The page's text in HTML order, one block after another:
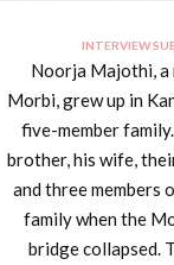
INTERVIEW
Noorja Majothi,
Morbi, grew up in
five-member
brother, his wife,
and three members
family when the
bridge collapsed.